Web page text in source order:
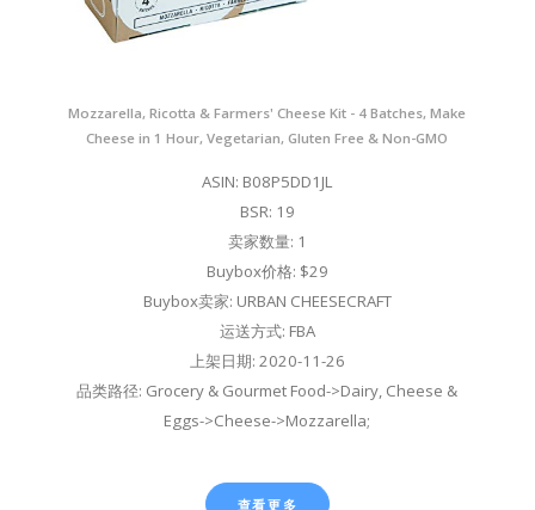
Mozzarella, Ricotta & Farmers' Cheese Kit - 4 Batches, Make
Cheese in 1 Hour, Vegetarian, Gluten Free & Non-GMO
ASIN: B08P5DD1JL
BSR: 19
卖家数量: 1
Buybox价格: $29
Buybox卖家: URBAN CHEESECRAFT
运送方式: FBA
上架日期: 2020-11-26
品类路径: Grocery & Gourmet Food->Dairy, Cheese &
Eggs->Cheese->Mozzarella;
查看更多